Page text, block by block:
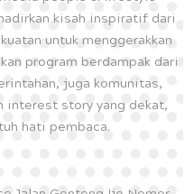
kisah inspiratif dari
untuk menggerakkan
program berdampak dari
juga komunitas,
interest story yang dekat,
hati pembaca.